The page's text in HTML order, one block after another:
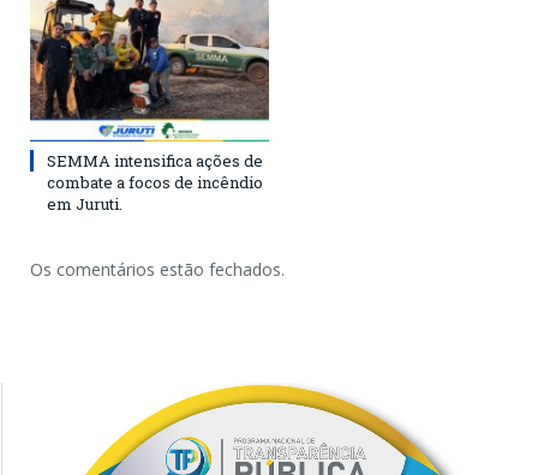
SEMMA intensifica ações de
combate a focos de incêndio
em Juruti.
Os comentários estão fechados.